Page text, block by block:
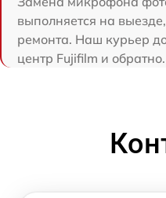
выполняется на
ремонта. Наш курьер
центр Fujifilm и обратно.